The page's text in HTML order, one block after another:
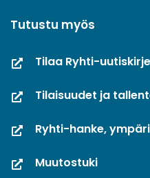
Tutustu myös
Tilaa Ryhti-uutiskirje
Tilaisuudet ja
Ryhti-hanke,
Muutostuki